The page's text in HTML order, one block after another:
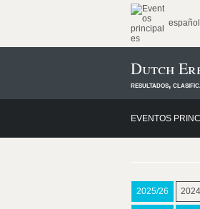
español
Dutch
resultados,
EVENTOS
2025/26